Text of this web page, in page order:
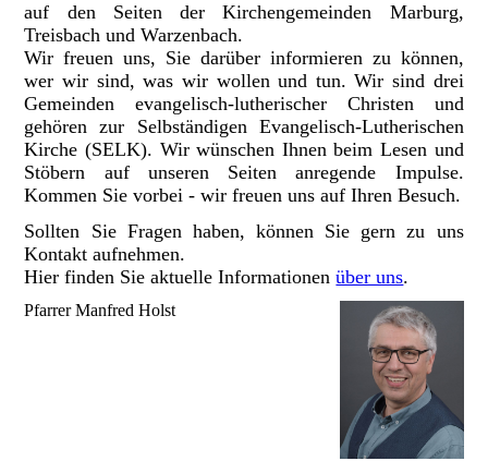
auf den Seiten der Kirchengemeinden Marburg,
Treisbach und Warzenbach.
Wir freuen uns, Sie darüber informieren zu können,
wer wir sind, was wir wollen und tun. Wir sind drei
Gemeinden evangelisch-lutherischer Christen und
gehören zur Selbständigen Evangelisch-Lutherischen
Kirche (SELK). Wir wünschen Ihnen beim Lesen und
Stöbern auf unseren Seiten anregende Impulse.
Kommen Sie vorbei - wir freuen uns auf Ihren Besuch.
Sollten Sie Fragen haben, können Sie gern zu uns
Kontakt aufnehmen.
Hier finden Sie aktuelle Informationen über uns.
Pfarrer Manfred Holst